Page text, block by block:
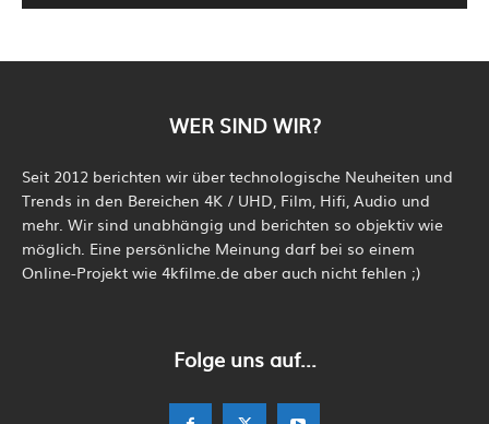
WER SIND WIR?
Seit 2012 berichten wir über technologische Neuheiten und
Trends in den Bereichen 4K / UHD, Film, Hifi, Audio und
mehr. Wir sind unabhängig und berichten so objektiv wie
möglich. Eine persönliche Meinung darf bei so einem
Online-Projekt wie 4kfilme.de aber auch nicht fehlen ;)
Folge uns auf...